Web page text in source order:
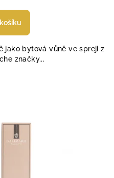
jako bytová vůně ve spreji z
značky...